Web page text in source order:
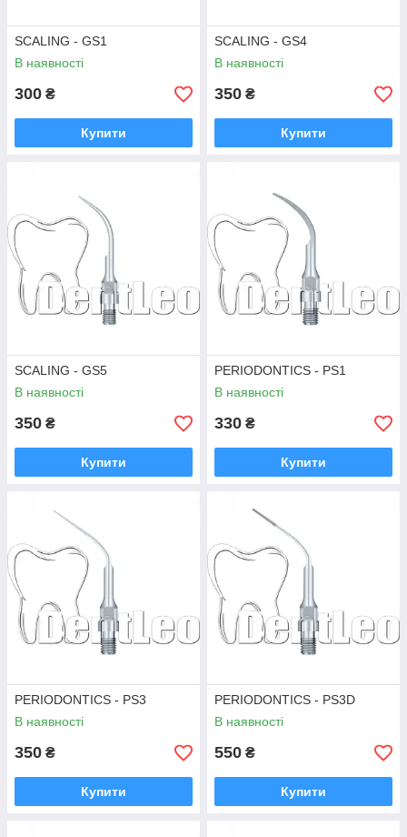
SCALING - GS1
В наявності
300 ₴
Купити
SCALING - GS4
В наявності
350 ₴
Купити
SCALING - GS5
В наявності
350 ₴
Купити
PERIODONTICS - PS1
В наявності
330 ₴
Купити
PERIODONTICS - PS3
В наявності
350 ₴
Купити
PERIODONTICS - PS3D
В наявності
550 ₴
Купити